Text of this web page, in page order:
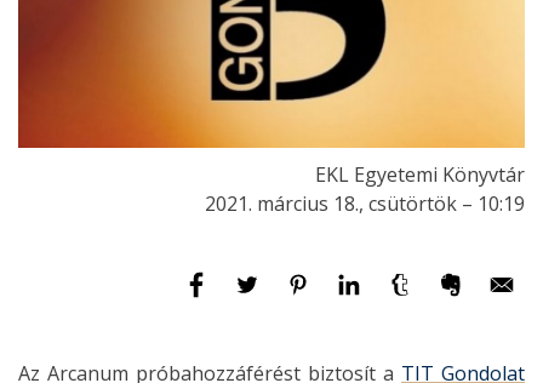
EKL Egyetemi Könyvtár
2021. március 18., csütörtök – 10:19
Az Arcanum próbahozzáférést biztosít a TIT Gondolat